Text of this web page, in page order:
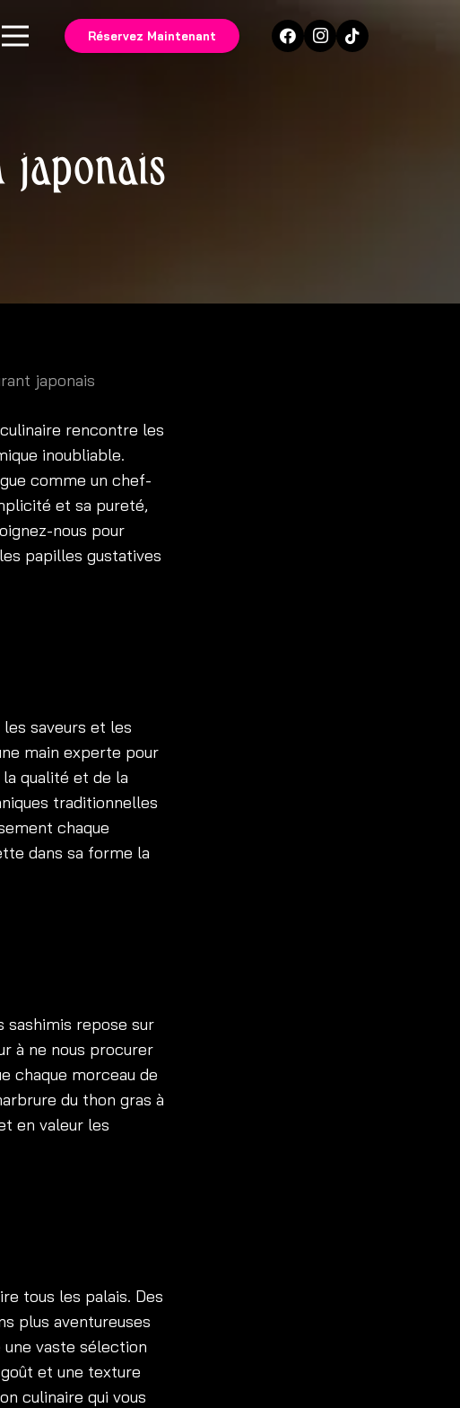
Réservez Maintenant
japonais
japonais
rencontre les
inoubliable.
comme un chef-
et sa pureté,
nous pour
papilles gustatives
saveurs et les
main experte pour
qualité et de la
traditionnelles
chaque
dans sa forme la
sashimis repose sur
à ne nous procurer
chaque morceau de
du thon gras à
en valeur les
tous les palais. Des
plus aventureuses
vaste sélection
et une texture
culinaire qui vous